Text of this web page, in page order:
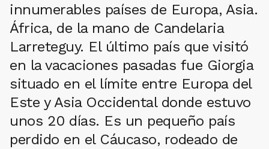
innumerables países de Europa, Asia.
África, de la mano de Candelaria
Larreteguy. El último país que visitó
en la vacaciones pasadas fue Giorgia
situado en el límite entre Europa del
Este y Asia Occidental donde estuvo
unos 20 días. Es un pequeño país
perdido en el Cáucaso, rodeado de